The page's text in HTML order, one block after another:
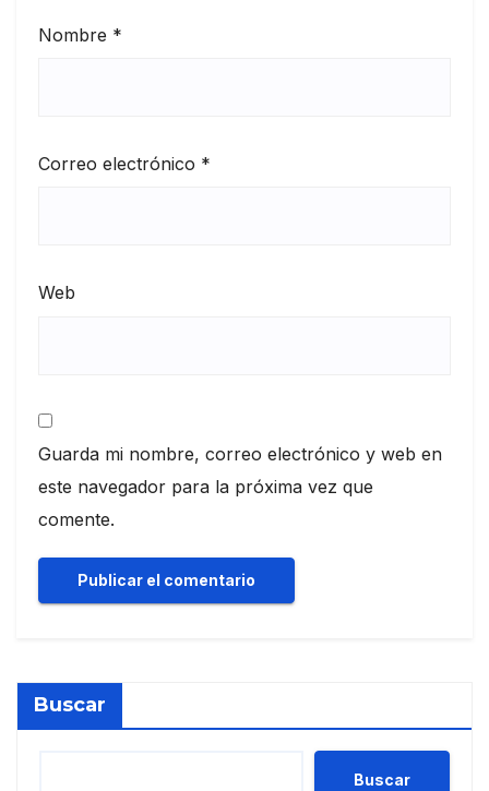
Nombre *
Correo electrónico *
Web
Guarda mi nombre, correo electrónico y web en
este navegador para la próxima vez que
comente.
Buscar
Buscar